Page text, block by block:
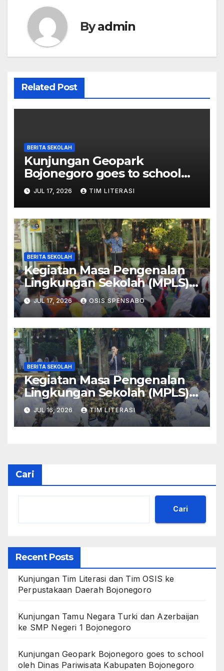
Byadmin
Related Post
BERITA SEKOLAH
Kunjungan Geopark
Bojonegoro goes to school
oleh Dinas Pariwisata
Kabupaten Bojonegoro
JUL 17, 2026 TIM LITERASI
BERITA SEKOLAH
Kegiatan Masa Pengenalan
Lingkungan Sekolah (MPLS)
ramah 2026 hari terakhir
JUL 17, 2026 OSIS SPENSABO
BERITA SEKOLAH
Kegiatan Masa Pengenalan
Lingkungan Sekolah (MPLS)
Ramah 2026 hari keempat
JUL 16, 2026 TIM LITERASI
Cari
Cari
Recent Posts
Kunjungan Tim Literasi dan Tim OSIS ke
Perpustakaan Daerah Bojonegoro
Kunjungan Tamu Negara Turki dan Azerbaijan
ke SMP Negeri 1 Bojonegoro
Kunjungan Geopark Bojonegoro goes to school
oleh Dinas Pariwisata Kabupaten Bojonegoro